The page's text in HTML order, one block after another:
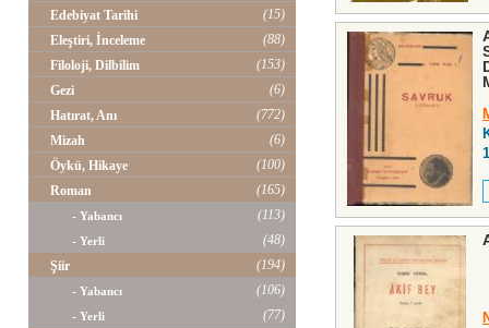
Edebiyat Tarihi
(15)
Eleştiri, İnceleme
(88)
Filoloji, Dilbilim
(153)
Gezi
(6)
Hatırat, Anı
(772)
Mizah
(6)
Öykü, Hikaye
(100)
Roman
(165)
- Yabancı (113)
- Yerli
(48)
Şiir
(194)
- Yabancı (106)
- Yerli
(77)